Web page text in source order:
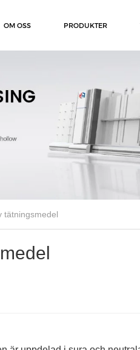
OM OSS PRODUKTER
tätningsmedel